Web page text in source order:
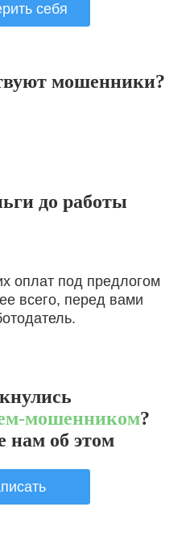
себя
мошенники?
до работы
оплат под предлогом
всего, перед вами
мошенником?
об этом